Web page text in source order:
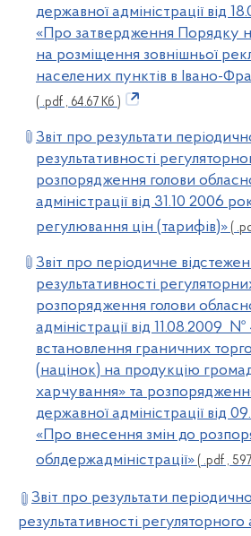
державної адміністрації від
«Про затвердження Порядку
на розміщення зовнішньої
населених пунктів в Івано-
( .pdf , 64.67 Кб )
Звіт про результати
результативності
розпорядження голови
адміністрації від 31.10 2006
регулювання цін (тарифів)» (
Звіт про періодичне
результативності
розпорядження голови
адміністрації від 11.08.2009
встановлення граничних
(націнок) на продукцію
харчування» та
державної адміністрації від
«Про внесення змін до
облдержадміністрації» ( .pdf ,
Звіт про результати
результативності регуляторного